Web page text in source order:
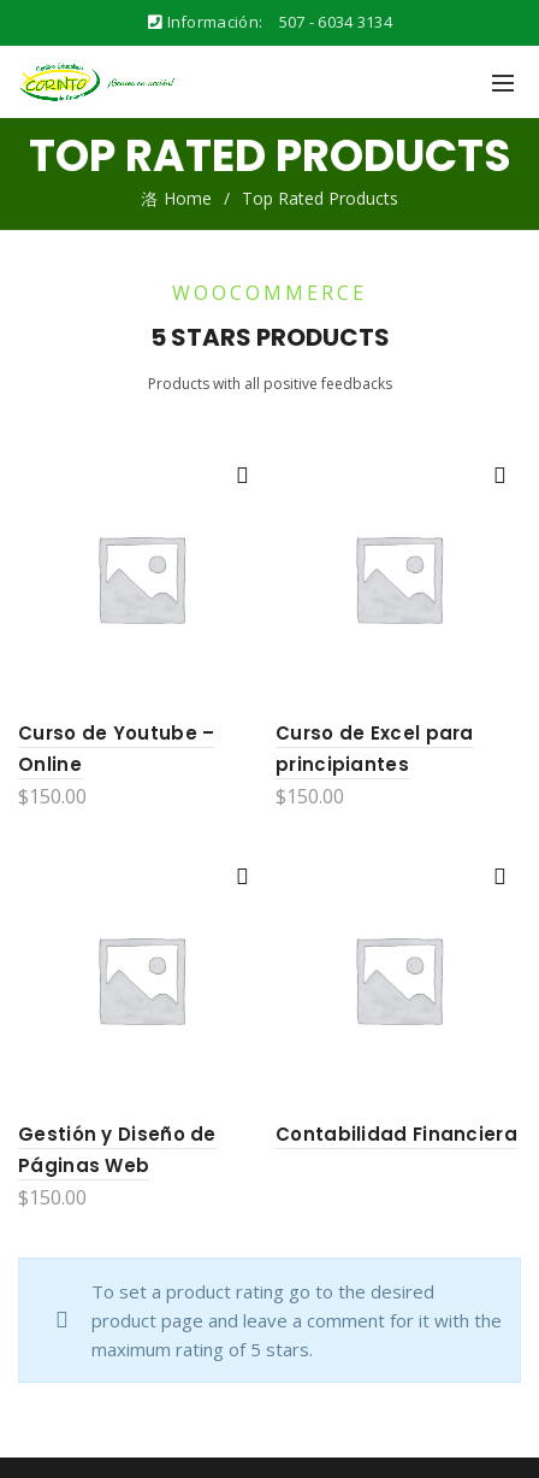
Información: 507 - 6034 3134
TOP RATED PRODUCTS
Home Top Rated Products
WOOCOMMERCE
5 STARS PRODUCTS
Products with all positive feedbacks
Curso de Youtube –
Online
$150.00
Curso de Excel para
principiantes
$150.00
Gestión y Diseño de
Páginas Web
$150.00
Contabilidad Financiera
To set a product rating go to the desired
product page and leave a comment for it with the
maximum rating of 5 stars.